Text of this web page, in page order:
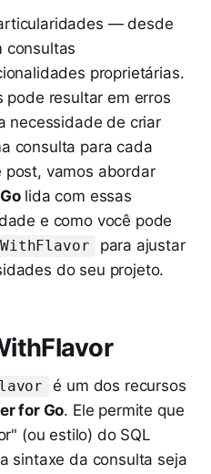
— desde
consultas
proprietárias.
pode resultar em erros
necessidade de criar
consulta para cada
vamos abordar
lida com essas
e como você pode
para ajustar
do seu projeto.
é um dos recursos
for Go. Ele permite que
(ou estilo) do SQL
sintaxe da consulta seja